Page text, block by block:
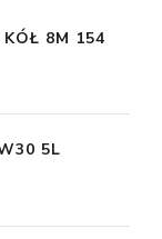
8M 154
5L